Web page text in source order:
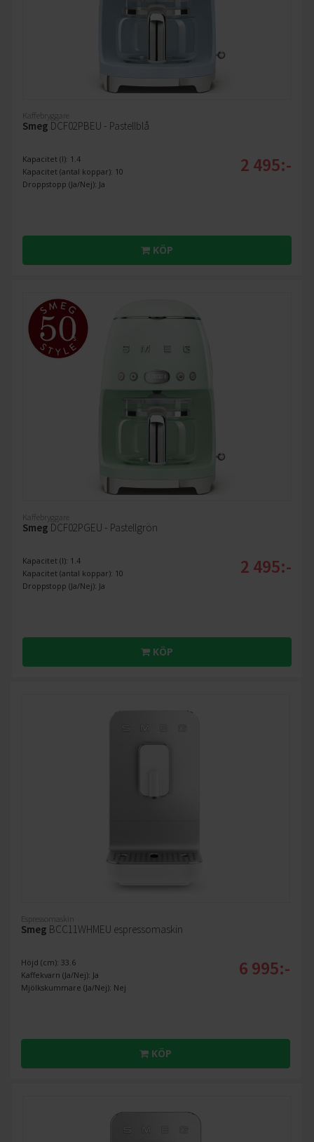
Kaffebryggare
Smeg DCF02PBEU - Pastellblå
Kapacitet (l): 1.4
Kapacitet (antal koppar): 10
Droppstopp (Ja/Nej): Ja
2 495:-
KÖP
Kaffebryggare
Smeg DCF02PGEU - Pastellgrön
Kapacitet (l): 1.4
Kapacitet (antal koppar): 10
Droppstopp (Ja/Nej): Ja
2 495:-
KÖP
Espressomaskin
Smeg BCC11WHMEU espressomaskin
Höjd (cm): 33.6
Kaffekvarn (Ja/Nej): Ja
Mjölkskummare (Ja/Nej): Nej
6 995:-
KÖP